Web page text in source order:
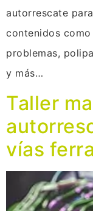
autorrescate
contenidos
problemas,
y más…
Taller
vías